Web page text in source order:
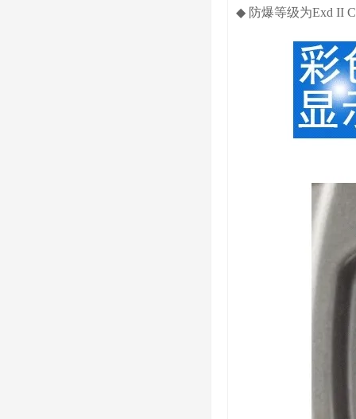
◆ 防爆等级为Exd II